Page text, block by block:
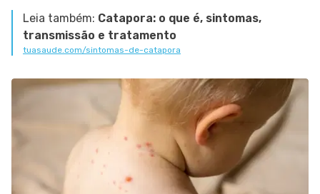
Leia também: Catapora: o que é, sintomas,
transmissão e tratamento
tuasaude.com/sintomas-de-catapora